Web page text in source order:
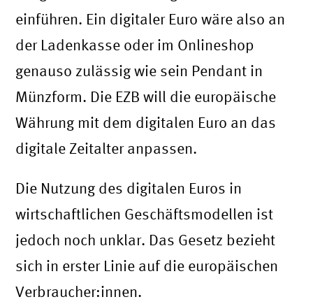
einführen. Ein digitaler Euro wäre also an
der Ladenkasse oder im Onlineshop
genauso zulässig wie sein Pendant in
Münzform. Die EZB will die europäische
Währung mit dem digitalen Euro an das
digitale Zeitalter anpassen.
Die Nutzung des digitalen Euros in
wirtschaftlichen Geschäftsmodellen ist
jedoch noch unklar. Das Gesetz bezieht
sich in erster Linie auf die europäischen
Verbraucher:innen.